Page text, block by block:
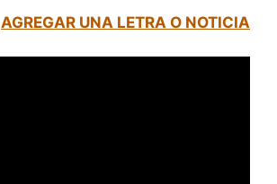
AGREGAR UNA LETRA O NOTICIA